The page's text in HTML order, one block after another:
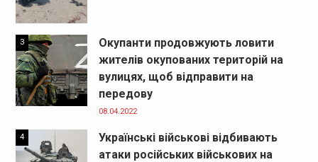
3
Окупанти продовжують ловити
жителів окупованих територій на
вулицях, щоб відправити на
передову
08.04.2022
4
Українські військові відбивають
атаки російських військових на